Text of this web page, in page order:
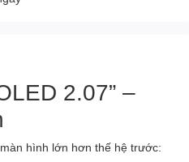
2.07” –
hình lớn hơn thế hệ trước: